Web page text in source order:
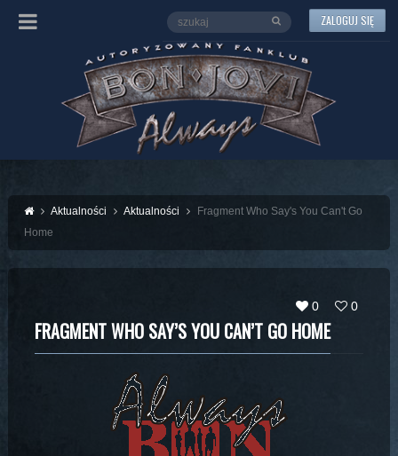
ZALOGUJ SIĘ
Aktualności Aktualności
Fragment Who Say's You Can't Go
Home
0 0
FRAGMENT WHO SAY’S YOU CAN’T GO HOME